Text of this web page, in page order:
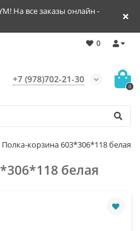
На все заказы онлайн -
0
+7 (978)702-21-30
0
Полка-корзина 603*306*118 белая
белая